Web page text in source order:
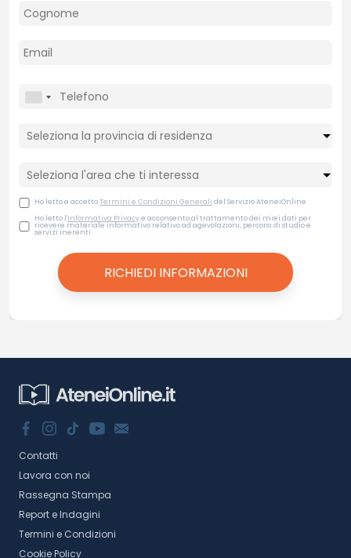
Ho letto e accettoTermini e Condizioni Generali del Servizio AteneiOnline
Ho letto l'Informativa Privacye acconsento al trattamento dei miei dati per
ricevere materiale informativo relativo ad agevolazioni, percorsi di studio e
servizi inerenti
Contatti
Lavora con noi
Rassegna Stampa
Report e Indagini
Termini e Condizioni
Cookie Policy